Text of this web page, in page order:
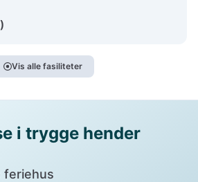
Vis alle fasiliteter
i trygge hender
feriehus